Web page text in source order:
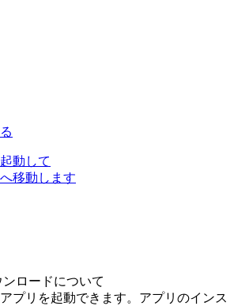
動して
移動します
ロードについて
プリを起動できます。アプリのインス